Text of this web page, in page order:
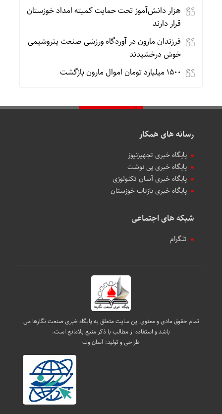
هزار دانش‌آموز تحت حمایت کمیته امداد خوزستان
قرار دارند
فرزندان مارون در آوردگاه ورزشی صنعت پتروشیمی
خوش درخشیدند
۱۵۰۰ میلیارد تومان اموال مارون بازگشت
رسانه های همکار
پایگاه خبری تجهیزنیوز
پایگاه خبری پی نوشت
پایگاه خبری آسان تکنولوژی
پایگاه خبری بازتاب خوزستان
شبکه های اجتماعی
تلگرام
تمام حقوق مادی و معنوی این سایت متعلق به پایگاه خبری صنعت نگارها می
باشد و استفاده از مطالب با ذکر منبع بلامانع است.
طراحی و تولید:آسان وب